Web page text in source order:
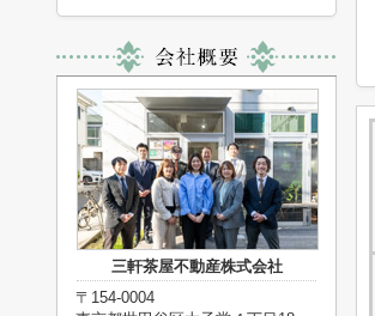
三軒茶屋不動産株式会社
〒154-0004